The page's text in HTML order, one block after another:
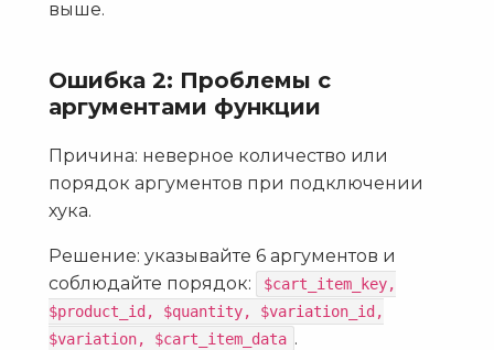
выше.
Ошибка 2: Проблемы с
аргументами функции
Причина: неверное количество или
порядок аргументов при подключении
хука.
Решение: указывайте 6 аргументов и
соблюдайте порядок:
$cart_item_key,
$product_id, $quantity, $variation_id,
$variation, $cart_item_data .